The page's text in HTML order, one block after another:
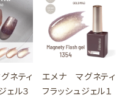
ネティ
ェル３
エメナ マグネティ
フラッシュジェル１